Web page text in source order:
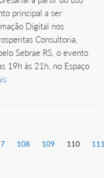
principal a ser
Digital nos
Consultoria,
Sebrae RS, o evento
19h às 21h, no Espaço
108 109 110